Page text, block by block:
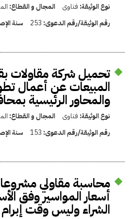
نوع الوثيقة: فتاوى المجال و القطاع:
رقم الوثيقة/رقم الدعوى: 253 سنة
تحميل شركة مقاولات
المبيعات عن أعمال
والمحاور الرئيسية
نوع الوثيقة: فتاوى المجال و القطاع:
رقم الوثيقة/رقم الدعوى: 153 سنة
محاسبة مقاولي
أسعار المواسير وفق
الشراء وليس وقت إبرام